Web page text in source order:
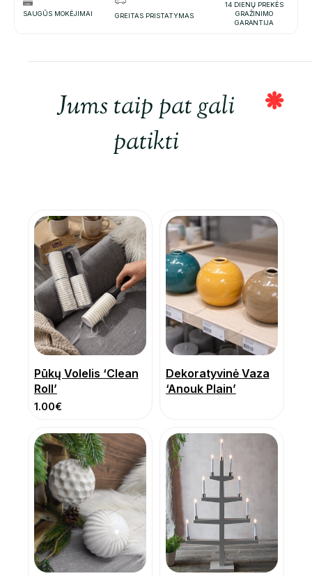
SAUGŪS MOKĖJIMAI GREITAS PRISTATYMAS
14 DIENŲ PREKĖS
GRAŽINIMO
GARANTIJA
Jums taip pat gali
patikti
Pūkų Volelis ‘Clean
Roll’
1.00€
Dekoratyvinė Vaza
‘Anouk Plain’